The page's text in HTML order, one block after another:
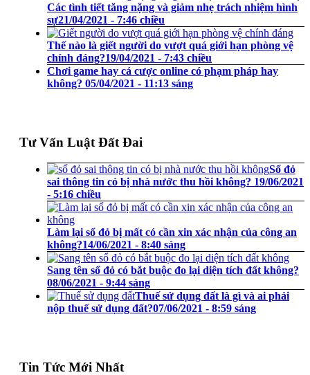
Các tình tiết tăng nặng và giảm nhẹ trách nhiệm hình
sự21/04/2021 - 7:46 chiều
Thế nào là giết người do vượt quá giới hạn phòng vệ
chính đáng?19/04/2021 - 7:43 chiều
Chơi game hay cá cược online có phạm pháp hay
không? 05/04/2021 - 11:13 sáng
Tư Vấn Luật Đất Đai
Sổ đỏ
sai thông tin có bị nhà nước thu hồi không? 19/06/2021
- 5:16 chiều
Làm lại sổ đỏ bị mất có cần xin xác nhận của công an
không?14/06/2021 - 8:40 sáng
Sang tên sổ đỏ có bắt buộc đo lại diện tích đất không?
08/06/2021 - 9:44 sáng
Thuế sử dụng đất là gì và ai phải
nộp thuế sử dụng đất?07/06/2021 - 8:59 sáng
Tin Tức Mới Nhất